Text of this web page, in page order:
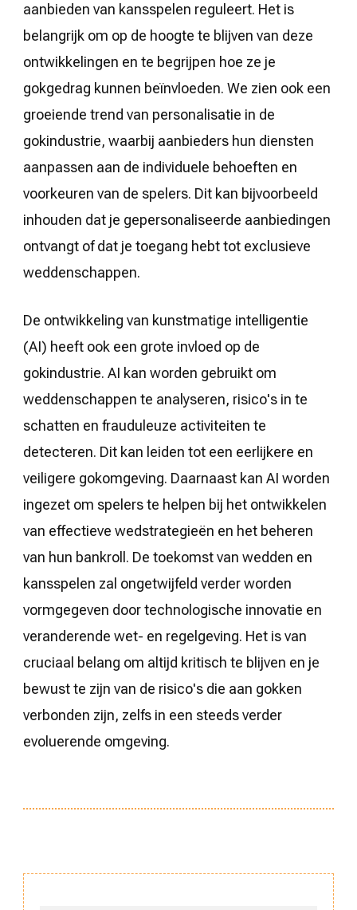
aanbieden van kansspelen reguleert. Het is
belangrijk om op de hoogte te blijven van deze
ontwikkelingen en te begrijpen hoe ze je
gokgedrag kunnen beïnvloeden. We zien ook een
groeiende trend van personalisatie in de
gokindustrie, waarbij aanbieders hun diensten
aanpassen aan de individuele behoeften en
voorkeuren van de spelers. Dit kan bijvoorbeeld
inhouden dat je gepersonaliseerde aanbiedingen
ontvangt of dat je toegang hebt tot exclusieve
weddenschappen.
De ontwikkeling van kunstmatige intelligentie
(AI) heeft ook een grote invloed op de
gokindustrie. AI kan worden gebruikt om
weddenschappen te analyseren, risico's in te
schatten en frauduleuze activiteiten te
detecteren. Dit kan leiden tot een eerlijkere en
veiligere gokomgeving. Daarnaast kan AI worden
ingezet om spelers te helpen bij het ontwikkelen
van effectieve wedstrategieën en het beheren
van hun bankroll. De toekomst van wedden en
kansspelen zal ongetwijfeld verder worden
vormgegeven door technologische innovatie en
veranderende wet- en regelgeving. Het is van
cruciaal belang om altijd kritisch te blijven en je
bewust te zijn van de risico's die aan gokken
verbonden zijn, zelfs in een steeds verder
evoluerende omgeving.